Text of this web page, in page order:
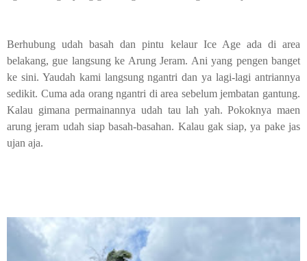
Berhubung udah basah dan pintu kelaur Ice Age ada di area
belakang, gue langsung ke Arung Jeram. Ani yang pengen banget
ke sini. Yaudah kami langsung ngantri dan ya lagi-lagi antriannya
sedikit. Cuma ada orang ngantri di area sebelum jembatan gantung.
Kalau gimana permainannya udah tau lah yah. Pokoknya maen
arung jeram udah siap basah-basahan. Kalau gak siap, ya pake jas
ujan aja.